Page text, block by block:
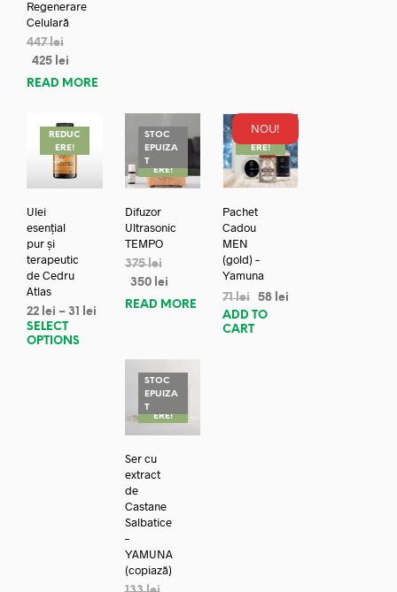
Regenerare
Celulară
447lei
425 lei
READ MORE
REDUC
ERE!
Ulei
esențial
pur și
terapeutic
de Cedru
Atlas
22 lei – 31
lei
SELECT
OPTIONS
STOC
EPUIZA
TREDUC
ERE!
Difuzor
Ultrasonic
TEMPO
375lei
350 lei
READ MORE
NOU!
REDUC
ERE!
Pachet
Cadou
MEN
(gold) –
Yamuna
71lei 58 lei
ADD TO
CART
STOC
EPUIZA
TREDUC
ERE!
Ser cu
extract
de
Castane
Salbatice
–
YAMUNA
(copiază)